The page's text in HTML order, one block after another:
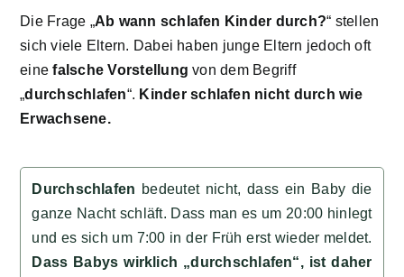
Die Frage „Ab wann schlafen Kinder durch?“ stellen
sich viele Eltern. Dabei haben junge Eltern jedoch oft
eine falsche Vorstellung von dem Begriff
„durchschlafen“. Kinder schlafen nicht durch wie
Erwachsene.
Durchschlafen bedeutet nicht, dass ein Baby die
ganze Nacht schläft. Dass man es um 20:00 hinlegt
und es sich um 7:00 in der Früh erst wieder meldet.
Dass Babys wirklich „durchschlafen“, ist daher